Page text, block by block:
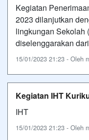
Kegiatan
2023 dilanjutkan
lingkungan Sekolah
diselenggarakan
15/01/2023 21:23 - Oleh
Kegiatan IHT
IHT
15/01/2023 21:23 - Oleh